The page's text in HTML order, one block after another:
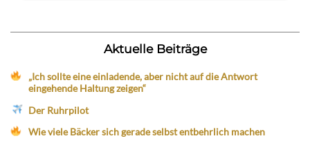
Aktuelle Beiträge
„Ich sollte eine einladende, aber nicht auf die Antwort
eingehende Haltung zeigen“
Der Ruhrpilot
Wie viele Bäcker sich gerade selbst entbehrlich machen